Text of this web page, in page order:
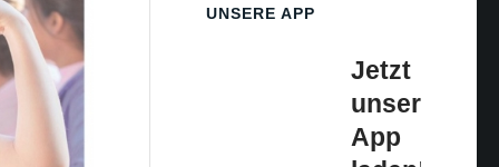
UNSERE APP
Jetzt
unsere
App